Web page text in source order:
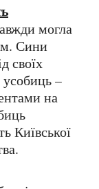
Сини
своїх
–
на
Київської